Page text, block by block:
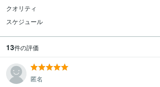
クオリティ
スケジュール
13件の評価
匿名